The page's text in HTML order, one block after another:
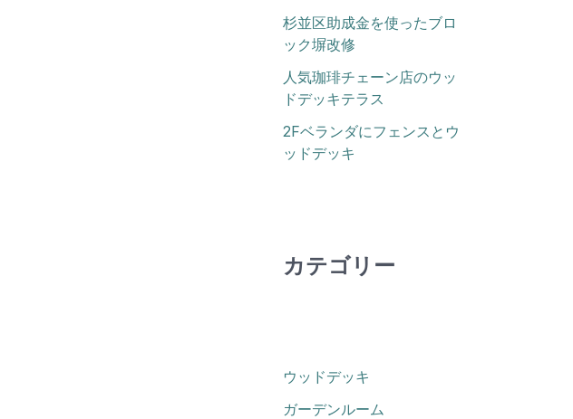
杉並区助成金を使ったブロ
ック塀改修
人気珈琲チェーン店のウッ
ドデッキテラス
2Fベランダにフェンスとウ
ッドデッキ
カテゴリー
ウッドデッキ
ガーデンルーム